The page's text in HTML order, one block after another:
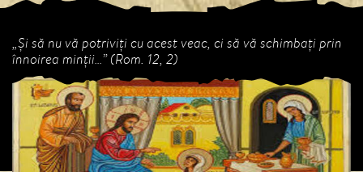
„Și să nu vă potriviți cu acest veac, ci să vă schimbați prin
înnoirea minții…” (Rom. 12, 2)
Previous Next